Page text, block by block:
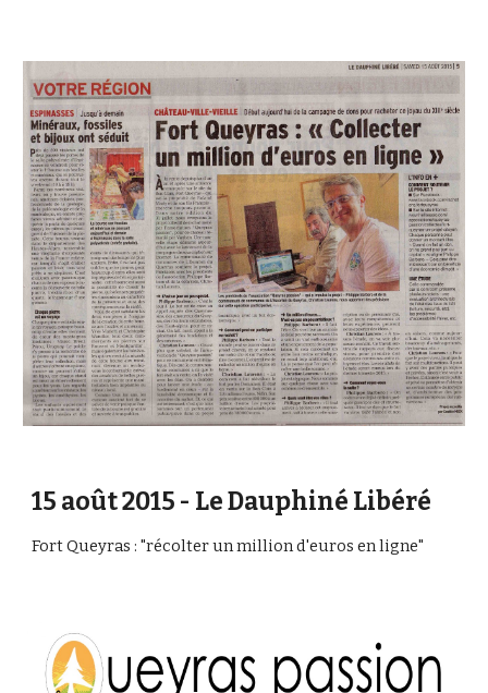
15 août 2015 - Le Dauphiné Libéré
Fort Queyras : "récolter un million d'euros en ligne"